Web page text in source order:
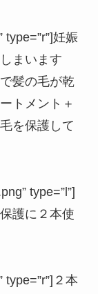
妊娠
まいます
髪の毛が乾
トメント＋
を保護して
type=”l”]
護に２本使
２本